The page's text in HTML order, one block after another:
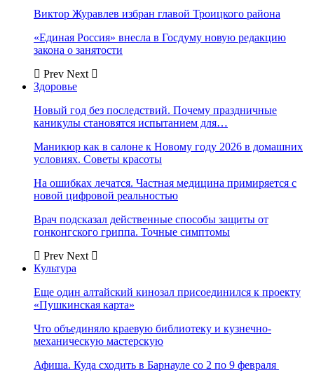
Виктор Журавлев избран главой Троицкого района
«Единая Россия» внесла в Госдуму новую редакцию
закона о занятости
Prev Next
Здоровье
Новый год без последствий. Почему праздничные
каникулы становятся испытанием для…
Маникюр как в салоне к Новому году 2026 в домашних
условиях. Советы красоты
На ошибках лечатся. Частная медицина примиряется с
новой цифровой реальностью
Врач подсказал действенные способы защиты от
гонконгского гриппа. Точные симптомы
Prev Next
Культура
Еще один алтайский кинозал присоединился к проекту
«Пушкинская карта»
Что объединяло краевую библиотеку и кузнечно-
механическую мастерскую
Афиша. Куда сходить в Барнауле со 2 по 9 февраля